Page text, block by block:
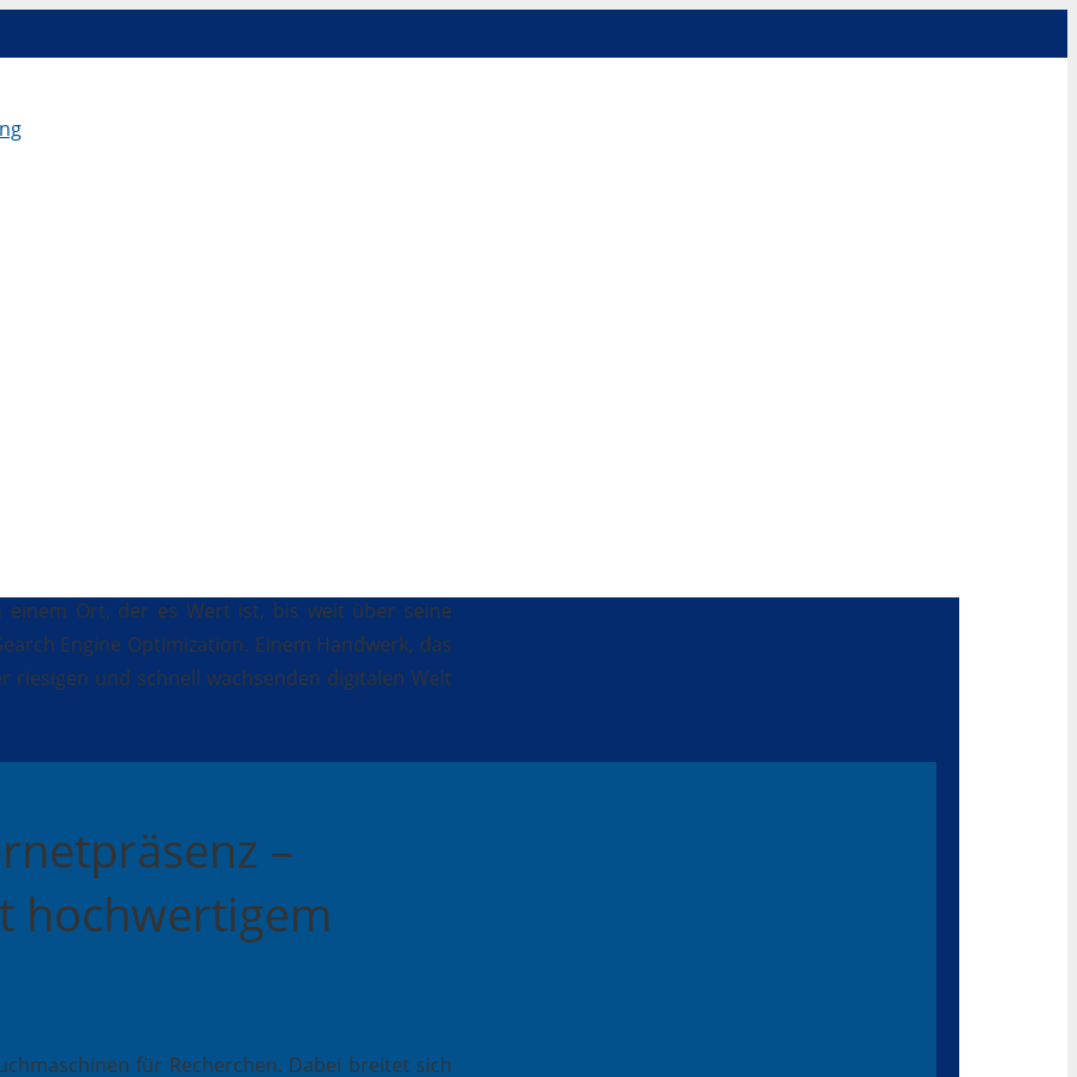
Ort, der es Wert ist, bis weit über seine
Engine Optimization. Einem Handwerk, das
riesigen und schnell wachsenden digitalen Welt
–
hochwertigem
für Recherchen. Dabei breitet sich